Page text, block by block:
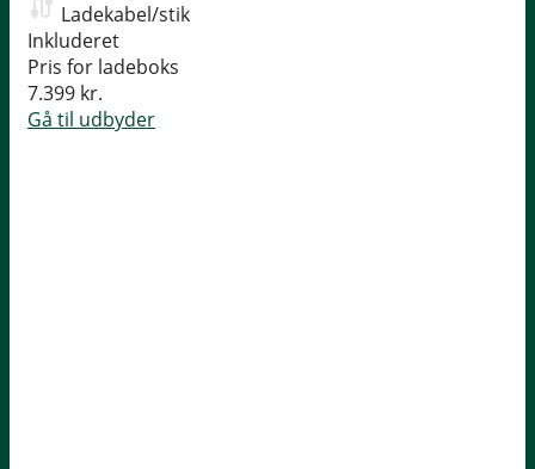
Ladekabel/stik
Inkluderet
Pris for ladeboks
7.399 kr.
Gå til udbyder